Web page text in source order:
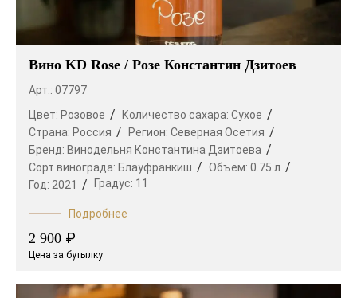
Вино KD Rose / Розе Константин Дзитоев
Арт.: 07797
Цвет: Розовое Количество сахара: Сухое
Страна: Россия Регион: Северная Осетия
Бренд: Винодельня Константина Дзитоева
Сорт винограда: Блауфранкиш Объем: 0.75 л
Год: 2021 Градус: 11
Подробнее
2 900 ₽
Цена за бутылку